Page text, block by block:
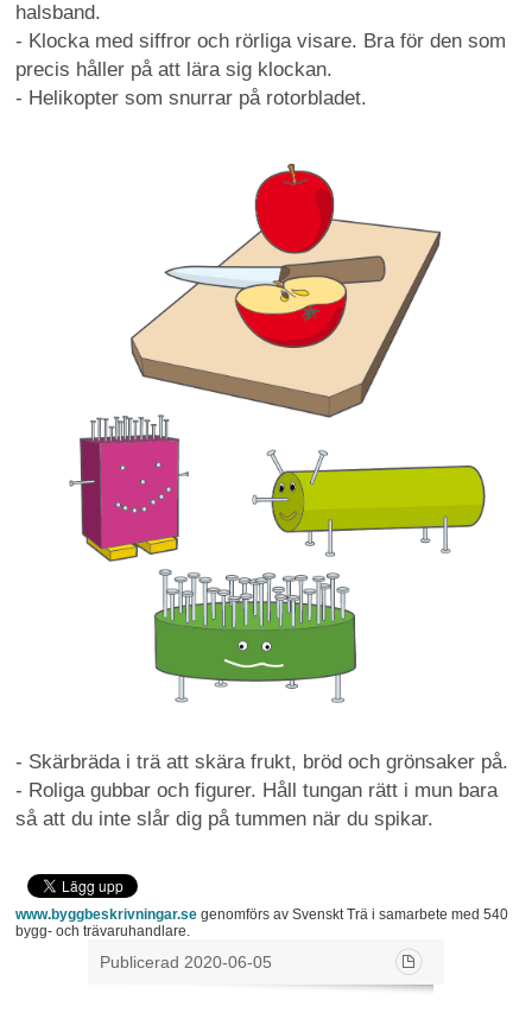
halsband.
- Klocka med siffror och rörliga visare. Bra för den som
precis håller på att lära sig klockan.
- Helikopter som snurrar på rotorbladet.
- Skärbräda i trä att skära frukt, bröd och grönsaker på.
- Roliga gubbar och figurer. Håll tungan rätt i mun bara
så att du inte slår dig på tummen när du spikar.
www.byggbeskrivningar.segenomförs av Svenskt Trä i samarbete med 540
bygg- och trävaruhandlare.
Publicerad 2020-06-05